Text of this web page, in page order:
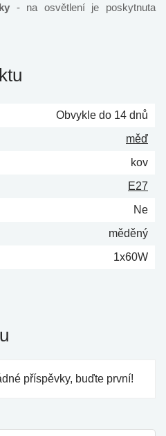
- na osvětlení je poskytnuta
Obvykle do 14 dnů
měď
kov
E27
Ne
měděný
1x60W
příspěvky, buďte první!